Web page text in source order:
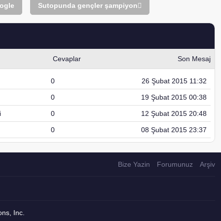
Sutopunda gençler şampiyon
Cevaplar Son Mesaj
0 26 Şubat 2015 11:32
0 19 Şubat 2015 00:38
0 12 Şubat 2015 20:48
0 08 Şubat 2015 23:37
Bize Yazin Forumunuz Arşiv
Inc.